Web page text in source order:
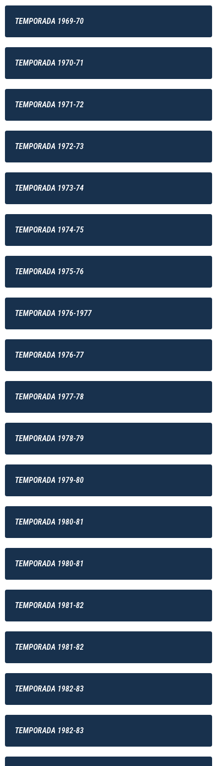
TEMPORADA 1969-70
TEMPORADA 1970-71
TEMPORADA 1971-72
TEMPORADA 1972-73
TEMPORADA 1973-74
TEMPORADA 1974-75
TEMPORADA 1975-76
TEMPORADA 1976-1977
TEMPORADA 1976-77
TEMPORADA 1977-78
TEMPORADA 1978-79
TEMPORADA 1979-80
TEMPORADA 1980-81
TEMPORADA 1980-81
TEMPORADA 1981-82
TEMPORADA 1981-82
TEMPORADA 1982-83
TEMPORADA 1982-83